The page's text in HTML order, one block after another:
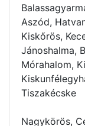
Aszód,
Kiskőrös,
Jánoshalma,
Mórahalom,
Tiszakécske
Nagykörös,